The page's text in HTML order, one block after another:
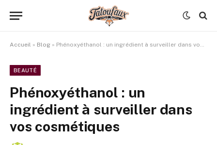
Accueil » Blog » Phénoxyéthanol : un ingrédient à surveiller dans vos cosmétiques
BEAUTÉ
Phénoxyéthanol : un
ingrédient à surveiller dans
vos cosmétiques